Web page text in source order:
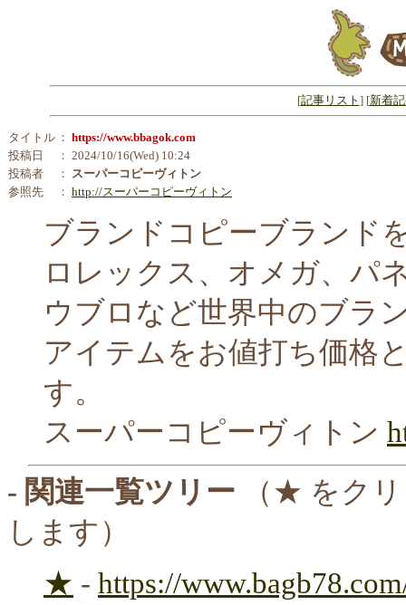
[記事リスト ] [新着
タイトル ： https://www.bbagok.com
投稿日
： 2024/10/16(Wed) 10:24
投稿者
： スーパーコピーヴィトン
参照先
： http://スーパーコピーヴィトン
ブランドコピーブランド
ロレックス、オメガ、パ
ウブロなど世界中のブラ
アイテムをお値打ち価格
す。
スーパーコピーヴィトン
- 関連一覧ツリー （★ をク
します）
★ - https://